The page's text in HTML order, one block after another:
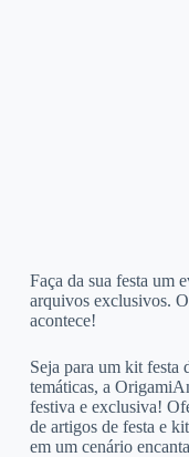
Faça da sua festa um
arquivos exclusivos.
acontece!
Seja para um kit festa
temáticas, a
festiva e exclusiva!
de artigos de festa e
em um cenário